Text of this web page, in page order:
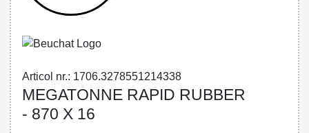
RUBBER - 870 X 16
Articol nr.: 1706.3278551214338
MEGATONNE RAPID RUBBER
- 870 X 16